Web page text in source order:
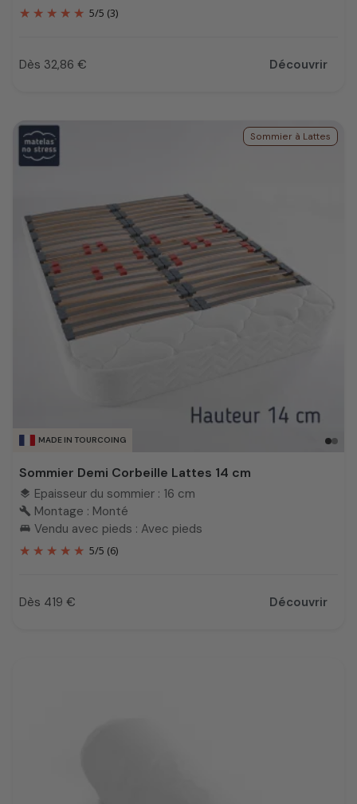
5/5 (3)
Prix
Dès 32,86 € Découvrir
MADE IN TOURCOING
Sommier à Lattes
Sommier Demi Corbeille Lattes 14 cm
layers Epaisseur du sommier : 16 cm
build Montage : Monté
king_bed Vendu avec pieds : Avec pieds
5/5 (6)
Prix
Dès 419 € Découvrir